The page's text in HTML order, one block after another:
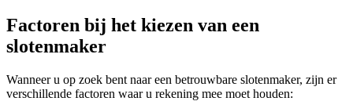
Factoren bij het kiezen van een
slotenmaker
Wanneer u op zoek bent naar een betrouwbare slotenmaker, zijn er
verschillende factoren waar u rekening mee moet houden: